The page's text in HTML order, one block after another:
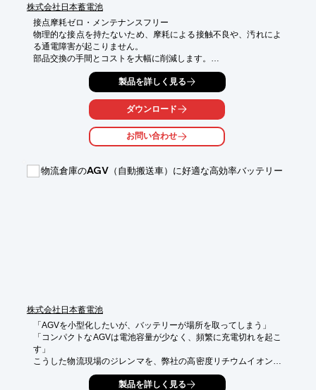
株式会社日本蓄電池
接点摩耗ゼロ・メンテナンスフリー
物理的な接点を持たないため、摩耗による接触不良や、汚れによ
る通電障害が起こりません。
部品交換の手間とコストを大幅に削減します。
「数センチのズレ」を許容する高い親和性
非接触給電特有の電圧・電流変動をBMSが柔軟に制御。停止位置
が多少ズレても、
安定して急速充電を開始できるタフな設計です。
短時間・高頻度の「継ぎ足し充電」に最適化
リチウムイオン電池の特性を活かし、停止のたびに自動で充電。
を同時に実現します。
製品を詳しく見る
ダウンロード
お問い合わせ
物流倉庫のAGV（自動搬送車）に好適な高効率バッテリー
株式会社日本蓄電池
「AGVを小型化したいが、バッテリーが場所を取ってしまう」
「コンパクトなAGVは電池容量が少なく、頻繁に充電切れを起こ
す」
こうした物流現場のジレンマを、弊社の高密度リチウムイオン電
池が解決します。
製品を詳しく見る